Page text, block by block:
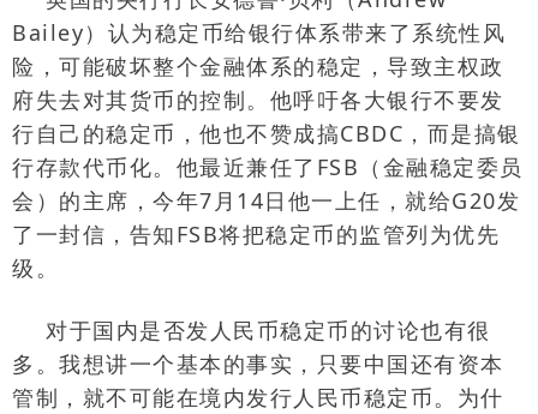
Bailey）认为稳定币给银行体系带来了系统性风
险，可能破坏整个金融体系的稳定，导致主权政
府失去对其货币的控制。他呼吁各大银行不要发
行自己的稳定币，他也不赞成搞CBDC ，而是搞银
行存款代币化。他最近兼任了 FSB （金融稳定委员
会）的主席，今年7 月 14日他一上任，就给G20发
了一封信，告知FSB将把稳定币的监管列为优先
级。
对于国内是否发人民币稳定币的讨论也有很
多。我想讲一个基本的事实，只要中国还有资本
管制，就不可能在境内发行人民币稳定币。为什